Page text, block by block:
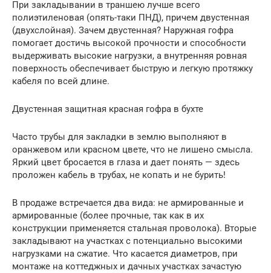
При закладывании в траншею лучше всего
полиэтиленовая (опять-таки ПНД), причем двустенная
(двухслойная). Зачем двустенная? Наружная гофра
помогает достичь высокой прочности и способности
выдерживать высокие нагрузки, а внутренняя ровная
поверхность обеспечивает быструю и легкую протяжку
кабеля по всей длине.
Двустенная защитная красная гофра в бухте
Часто трубы для закладки в землю выполняют в
оранжевом или красном цвете, что не лишено смысла.
Яркий цвет бросается в глаза и дает понять — здесь
проложен кабель в трубах, не копать и не бурить!
В продаже встречается два вида: не армированные и
армированные (более прочные, так как в их
конструкции применяется стальная проволока). Вторые
закладывают на участках с потенциально высокими
нагрузками на сжатие. Что касается диаметров, при
монтаже на коттеджных и дачных участках зачастую